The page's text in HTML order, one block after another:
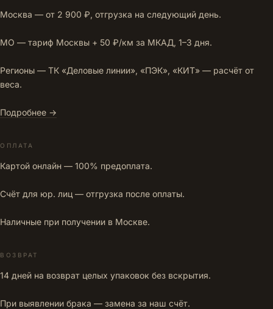
Москва — от 2 900 ₽, отгрузка на следующий день.
МО — тариф Москвы + 50 ₽/км за МКАД, 1–3 дня.
Регионы — ТК «Деловые линии», «ПЭК», «КИТ» — расчёт от
веса.
Подробнее →
ОПЛАТА
Картой онлайн — 100% предоплата.
Счёт для юр. лиц — отгрузка после оплаты.
Наличные при получении в Москве.
ВОЗВРАТ
14 дней на возврат целых упаковок без вскрытия.
При выявлении брака — замена за наш счёт.